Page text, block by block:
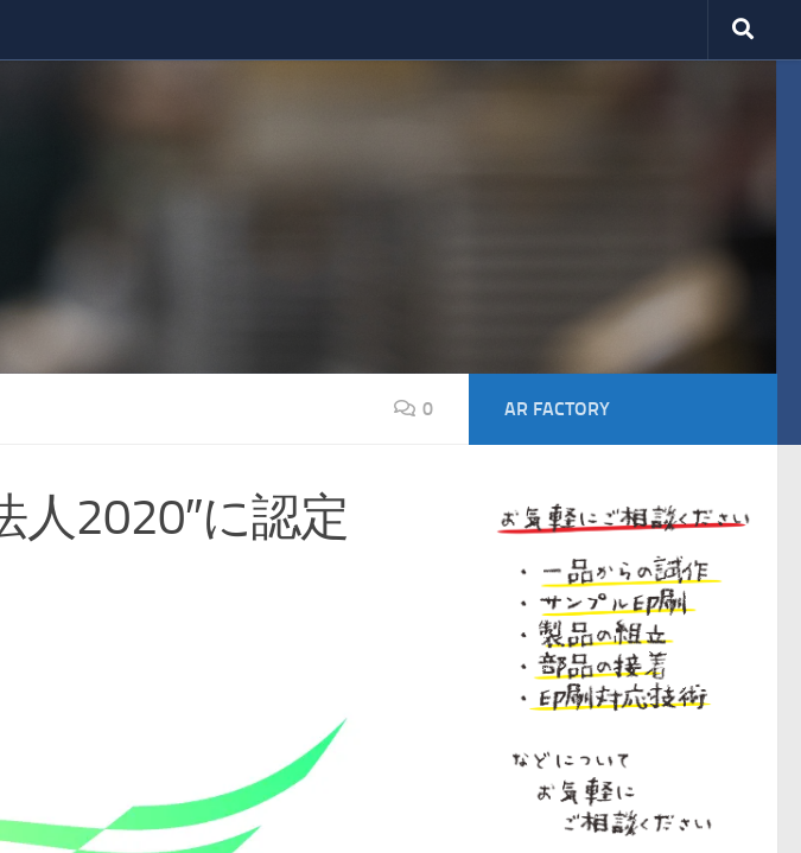
0
人2020″に認定
AR FACTORY